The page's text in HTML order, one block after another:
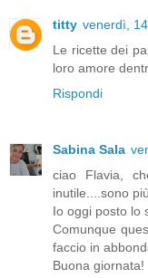
titty venerdì,
Le ricette dei
loro amore
Rispondi
Sabina Sala
ciao Flavia,
inutile....sono
Io oggi posto lo
Comunque
faccio in
Buona giornata!